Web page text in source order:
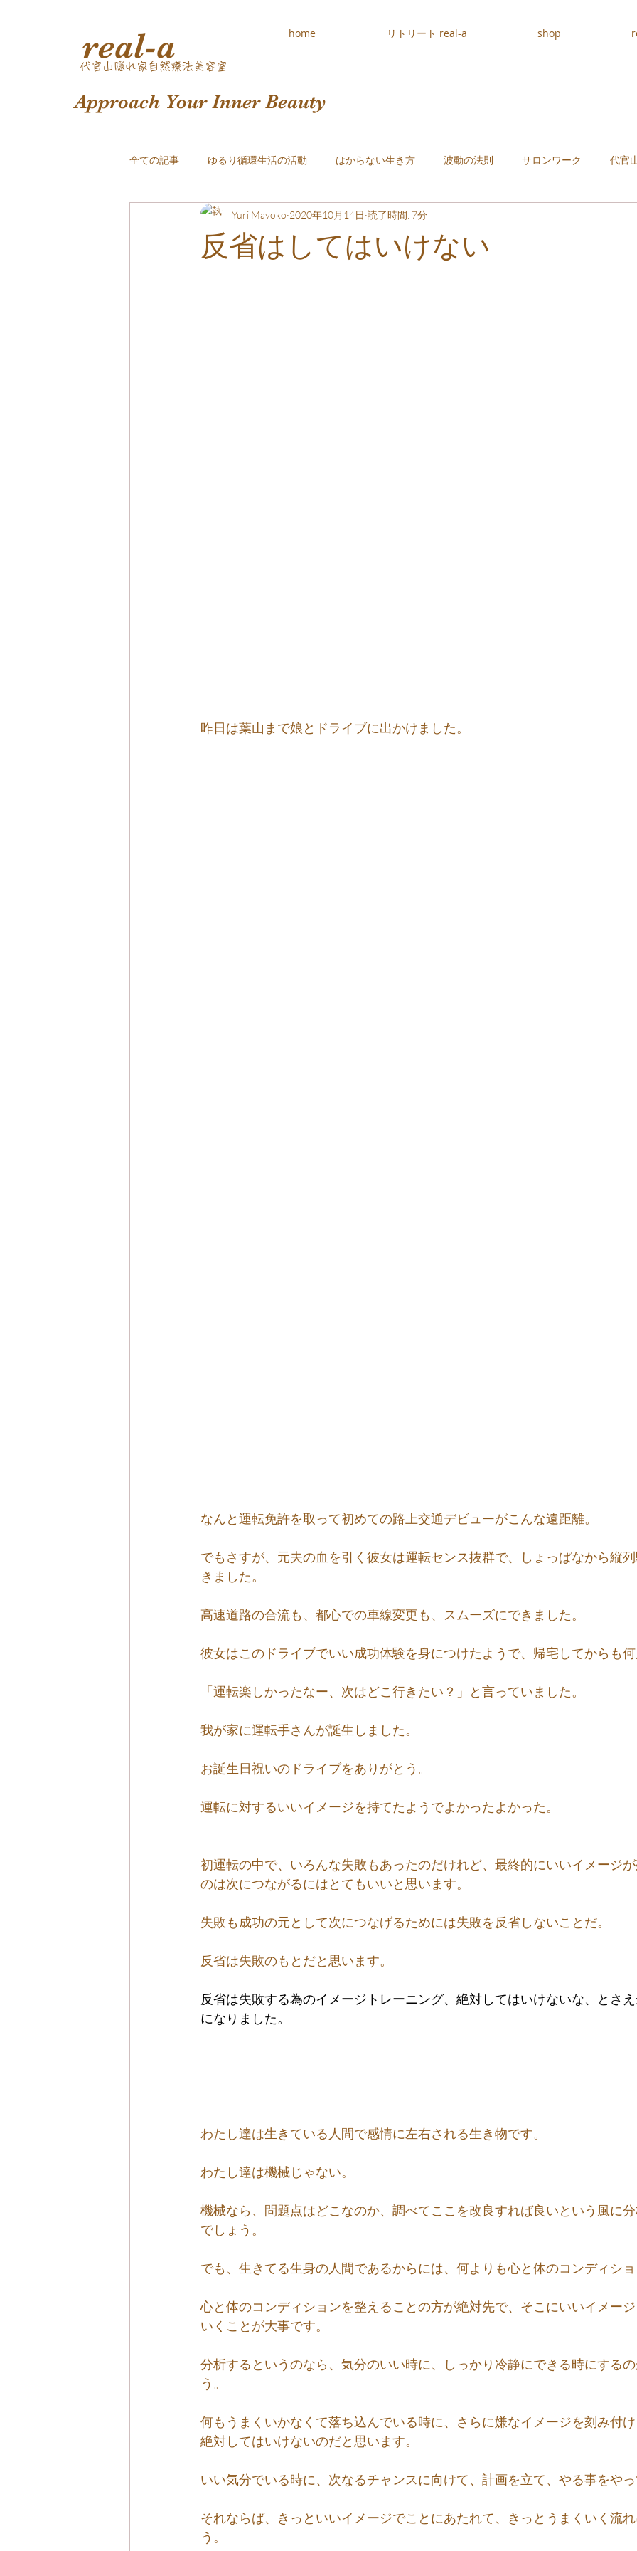
real-a home リトリート real-a shop
​代官山隠れ家自然療法美容室
Approach Your Inner Beauty
全ての記事 ゆるり循環生活の活動 はからない生き方 波動の法則 サロンワーク 代官
おしゃれな白髪染め
反省はしてはいけない
Yuri Mayoko 2020年10月14日 読了時間: 7分
昨日は葉山まで娘とドライブに出かけました。
なんと運転免許を取って初めての路上交通デビューがこんな遠距離。
でもさすが、元夫の血を引く彼女は運転センス抜群で、しょっぱなから縦
きました。
高速道路の合流も、都心での車線変更も、スムーズにできました。
彼女はこのドライブでいい成功体験を身につけたようで、帰宅してからも
「運転楽しかったなー、次はどこ行きたい？」と言っていました。
我が家に運転手さんが誕生しました。
お誕生日祝いのドライブをありがとう。
運転に対するいいイメージを持てたようでよかったよかった。
初運転の中で、いろんな失敗もあったのだけれど、最終的にいいイメージ
のは次につながるにはとてもいいと思います。
失敗も成功の元として次につなげるためには失敗を反省しないことだ。
反省は失敗のもとだと思います。
反省は失敗する為のイメージトレーニング、絶対してはいけないな、とさ
になりました。
わたし達は生きている人間で感情に左右される生き物です。
わたし達は機械じゃない。
機械なら、問題点はどこなのか、調べてここを改良すれば良いという風に
でしょう。
でも、生きてる生身の人間であるからには、何よりも心と体のコンディショ
心と体のコンディションを整えることの方が絶対先で、そこにいいイメー
いくことが大事です。
分析するというのなら、気分のいい時に、しっかり冷静にできる時にするの
う。
何もうまくいかなくて落ち込んでいる時に、さらに嫌なイメージを刻み付
絶対してはいけないのだと思います。
いい気分でいる時に、次なるチャンスに向けて、計画を立て、やる事をやっ
それならば、きっといいイメージでことにあたれて、きっとうまくいく流
う。